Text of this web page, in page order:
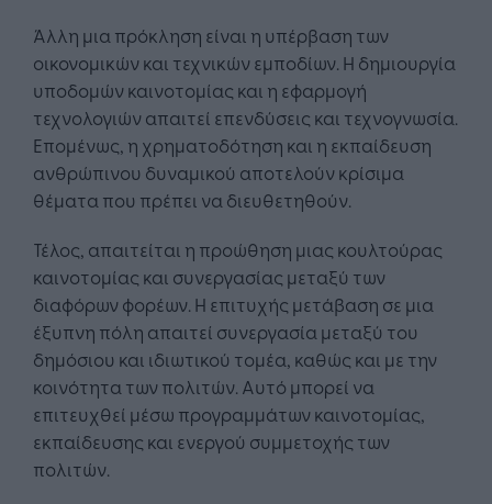
Άλλη μια πρόκληση είναι η υπέρβαση των
οικονομικών και τεχνικών εμποδίων. Η δημιουργία
υποδομών καινοτομίας και η εφαρμογή
τεχνολογιών απαιτεί επενδύσεις και τεχνογνωσία.
Επομένως, η χρηματοδότηση και η εκπαίδευση
ανθρώπινου δυναμικού αποτελούν κρίσιμα
θέματα που πρέπει να διευθετηθούν.
Τέλος, απαιτείται η προώθηση μιας κουλτούρας
καινοτομίας και συνεργασίας μεταξύ των
διαφόρων φορέων. Η επιτυχής μετάβαση σε μια
έξυπνη πόλη απαιτεί συνεργασία μεταξύ του
δημόσιου και ιδιωτικού τομέα, καθώς και με την
κοινότητα των πολιτών. Αυτό μπορεί να
επιτευχθεί μέσω προγραμμάτων καινοτομίας,
εκπαίδευσης και ενεργού συμμετοχής των
πολιτών.